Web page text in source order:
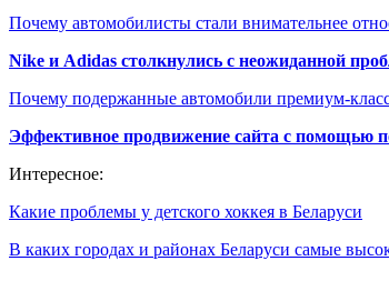
Почему автомобилисты стали внимательнее
Nike и Adidas столкнулись с неожиданной
Почему подержанные автомобили премиум-
Эффективное продвижение сайта с помощью
Интересное:
Какие проблемы у детского хоккея в Беларуси
В каких городах и районах Беларуси самые